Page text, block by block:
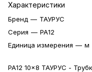
Характеристики
Бренд — ТАУРУС
Серия — PA12
Единица измерения — м
PA12 10x8 ТАУРУС -